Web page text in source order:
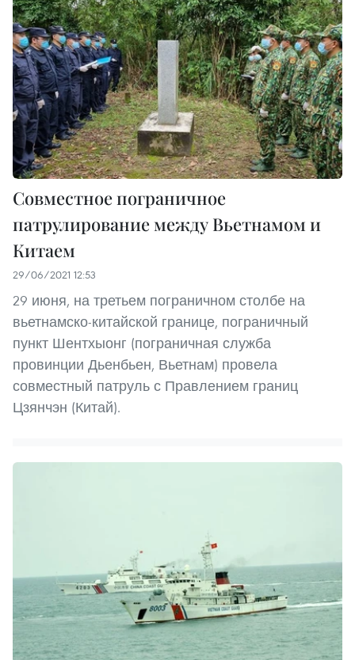
Совместное пограничное
патрулирование между Вьетнамом и
Китаем
29/06/2021 12:53
29 июня, на третьем пограничном столбе на
вьетнамско-китайской границе, пограничный
пункт Шентхыонг (пограничная служба
провинции Дьенбьен, Вьетнам) провела
совместный патруль с Правлением границ
Цзянчэн (Китай).